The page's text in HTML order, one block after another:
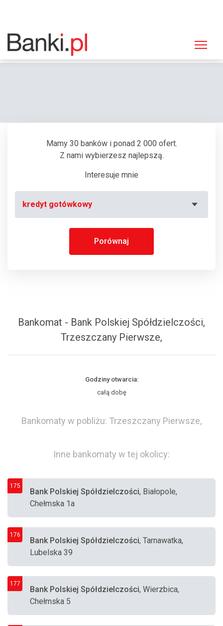
Strona główna
Bankomat Bank Polskiej Spółdzielczości, Trzeszczany Pierwsze
Mamy 30 banków i ponad 2 000 ofert.
Z nami wybierzesz najlepszą.
Interesuje mnie
kredyt gotówkowy
Porównaj
Bankomat - Bank Polskiej Spółdzielczości,
Trzeszczany Pierwsze,
Godziny otwarcia:
całą dobę
Bankomaty w pobliżu: Trzeszczany Pierwsze,
Inne bankomaty w tej okolicy:
175
Bank Polskiej Spółdzielczości, Białopole,
Chełmska 1a
176
Bank Polskiej Spółdzielczości, Tarnawatka,
Lubelska 39
177
Bank Polskiej Spółdzielczości, Wierzbica,
Chełmska 5